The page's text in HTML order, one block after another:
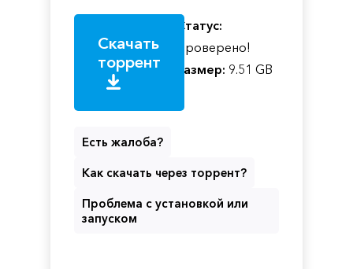
Скачать
торрент
Статус:
Проверено!
Размер: 9.51 GB
Есть жалоба?
Как скачать через торрент?
Проблема с установкой или
запуском